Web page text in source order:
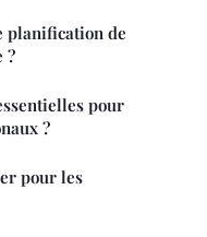
planification de
?
pour
?
pour les